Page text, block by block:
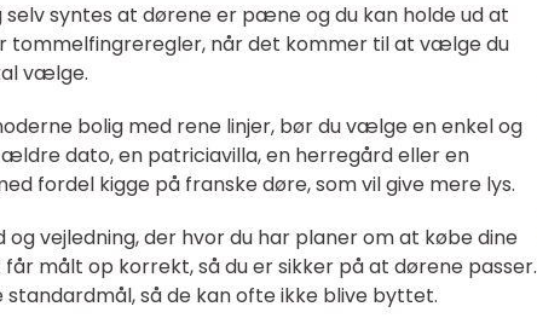
syntes at dørene er pæne og du kan holde ud at
tommelfingreregler, når det kommer til at vælge du
vælge.
bolig med rene linjer, bør du vælge en enkel og
dato, en patriciavilla, en herregård eller en
fordel kigge på franske døre, som vil give mere lys.
og vejledning, der hvor du har planer om at købe dine
målt op korrekt, så du er sikker på at dørene passer.
så de kan ofte ikke blive byttet.